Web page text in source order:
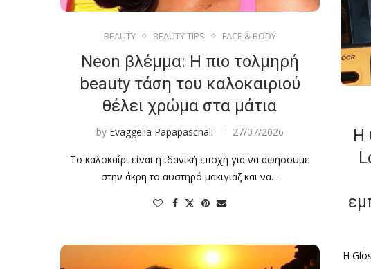
BEAUTY BEAUTY TIPS FACE & BODY
Neon βλέμμα: Η πιο τολμηρή
beauty τάση του καλοκαιριού
θέλει χρώμα στα μάτια
by Evaggelia Papapaschali 27/07/2026
Το καλοκαίρι είναι η ιδανική εποχή για να αφήσουμε
στην άκρη το αυστηρό μακιγιάζ και να…
Η
Η